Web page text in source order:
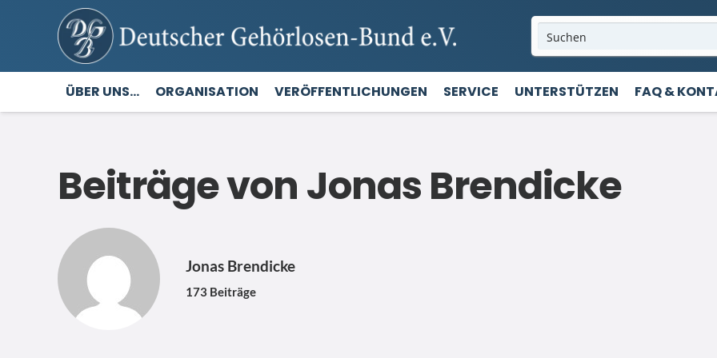
ÜBER UNS… ORGANISATION VERÖFFENTLICHUNGEN SERVICE UNTERSTÜTZEN FAQ &
Beiträge von Jonas Brendicke
Jonas Brendicke
173 Beiträge